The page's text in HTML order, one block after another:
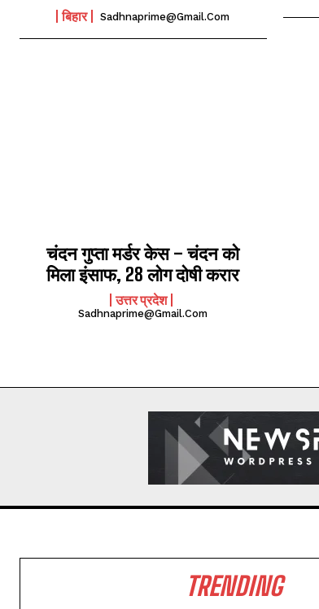
बिहार Sadhnaprime@gmail.com
चंदन गुप्‍ता मर्डर केस – चंदन को
मिला इंसाफ, 28 लोग दोषी करार
उत्तर प्रदेश
Sadhnaprime@gmail.com
TRENDING